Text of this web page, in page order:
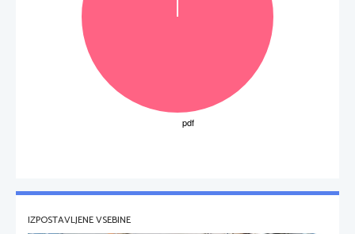
IZPOSTAVLJENE VSEBINE